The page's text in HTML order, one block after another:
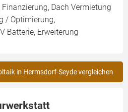
Dach Vermietung
/ Optimierung,
Batterie, Erweiterung
in Hermsdorf-Seyde vergleichen